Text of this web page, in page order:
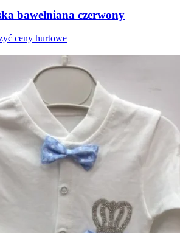
bawełniana czerwony
ceny hurtowe